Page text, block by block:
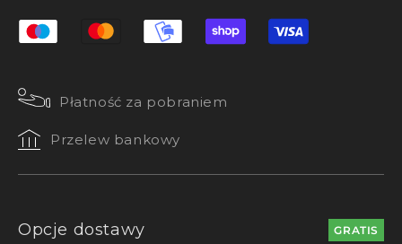
Płatność za pobraniem
Przelew bankowy
Opcje dostawy GRATIS